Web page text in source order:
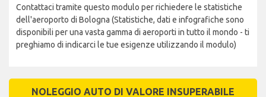
Contattaci tramite questo modulo per richiedere le statistiche
dell'aeroporto di Bologna (Statistiche, dati e infografiche sono
disponibili per una vasta gamma di aeroporti in tutto il mondo - ti
preghiamo di indicarci le tue esigenze utilizzando il modulo)
NOLEGGIO AUTO DI VALORE INSUPERABILE